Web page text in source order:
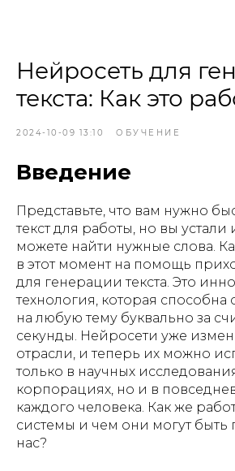
Нейросеть для
текста: Как это
2024-10-09 13:10 ОБУЧЕНИЕ
Введение
Представьте, что вам нужно
текст для работы, но вы
можете найти нужные слова.
в этот момент на помощь
для генерации текста. Это
технология, которая способна
на любую тему буквально за
секунды. Нейросети уже
отрасли, и теперь их можно
только в научных
корпорациях, но и в
каждого человека. Как же
системы и чем они могут быть
нас?